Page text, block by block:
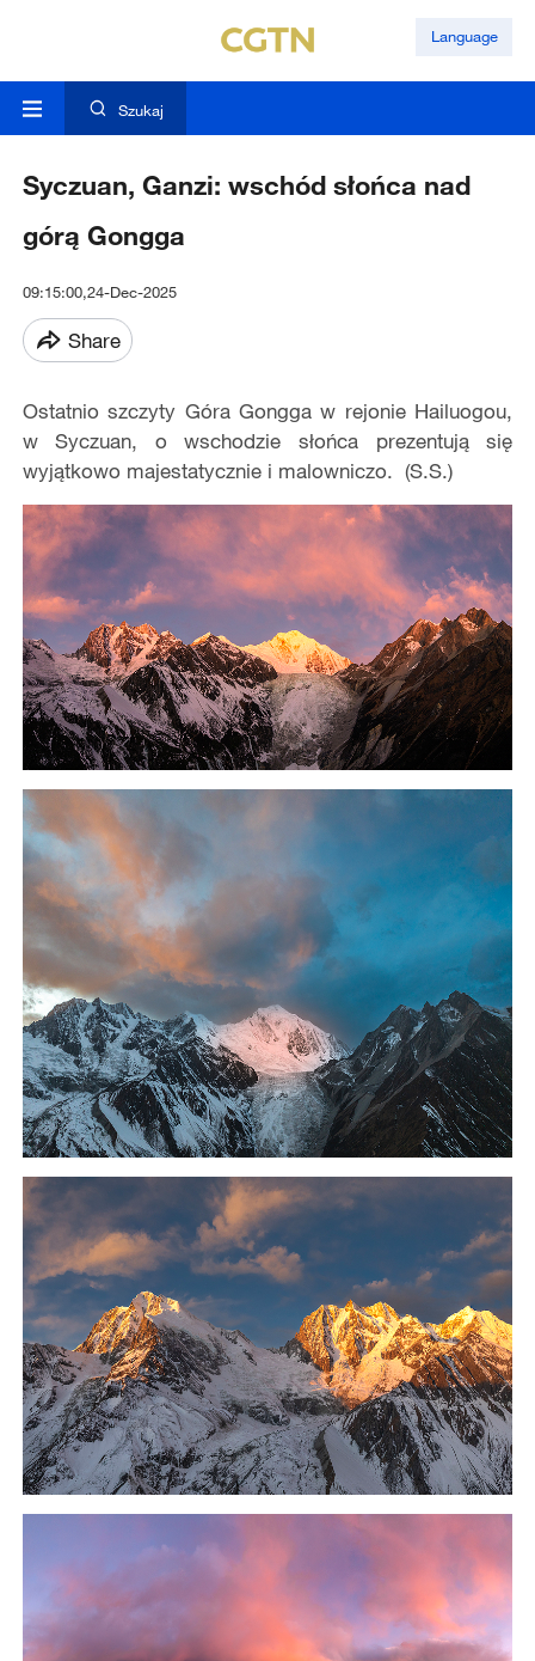
Language
Szukaj
Syczuan, Ganzi: wschód słońca nad
górą Gongga
09:15:00,24-Dec-2025
Share
Ostatnio szczyty Góra Gongga w rejonie Hailuogou,
w Syczuan, o wschodzie słońca prezentują się
wyjątkowo majestatycznie i malowniczo. (S.S.)